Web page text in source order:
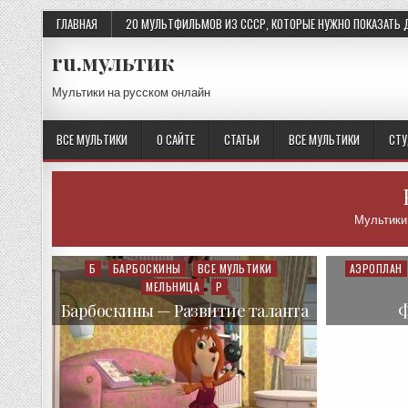
Skip
to
content
ГЛАВНАЯ 20 МУЛЬТФИЛЬМОВ ИЗ СССР, КОТОРЫЕ НУЖНО ПОКАЗАТЬ
ru.мультик
Мультики на русском онлайн
ВСЕ МУЛЬТИКИ О САЙТЕ СТАТЬИ ВСЕ МУЛЬТИКИ
Posted
in
Б БАРБОСКИНЫ
ВСЕ МУЛЬТИКИ
МЕЛЬНИЦА
Р
Барбоскины — Развитие таланта
Posted
АЭРОПЛАН